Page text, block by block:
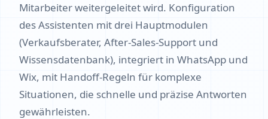
Mitarbeiter weitergeleitet wird. Konfiguration
des Assistenten mit drei Hauptmodulen
(Verkaufsberater, After-Sales-Support und
Wissensdatenbank), integriert in WhatsApp und
Wix, mit Handoff-Regeln für komplexe
Situationen, die schnelle und präzise Antworten
gewährleisten.